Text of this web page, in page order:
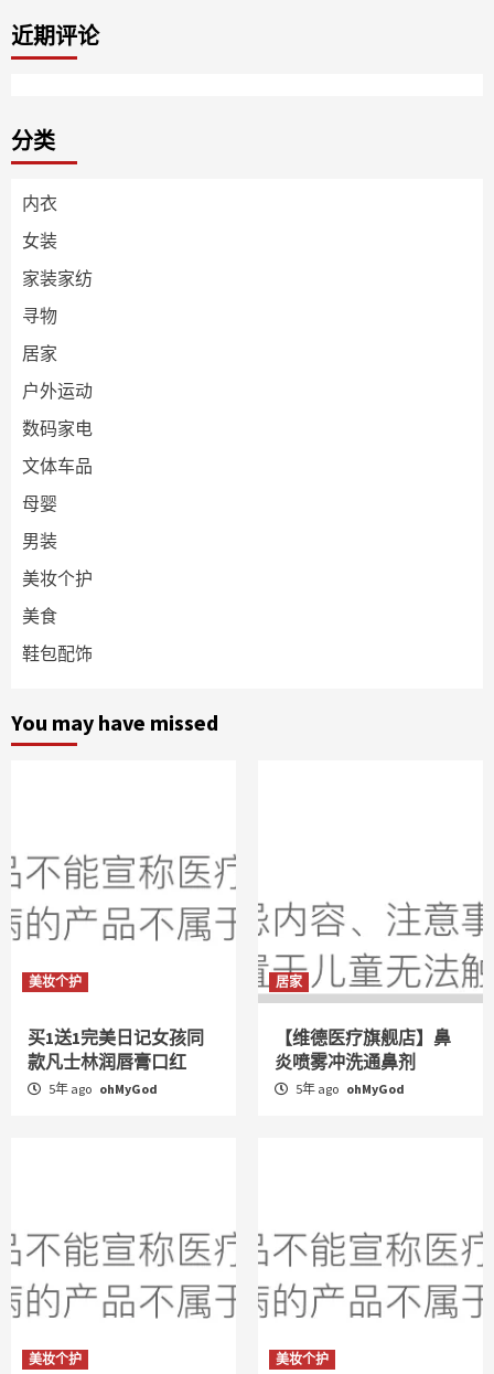
近期评论
分类
内衣
女装
家装家纺
寻物
居家
户外运动
数码家电
文体车品
母婴
男装
美妆个护
美食
鞋包配饰
You may have missed
美妆个护
买1送1完美日记女孩同
款凡士林润唇膏口红
5年 ago ohMyGod
居家
【维德医疗旗舰店】鼻
炎喷雾冲洗通鼻剂
5年 ago ohMyGod
美妆个护 美妆个护